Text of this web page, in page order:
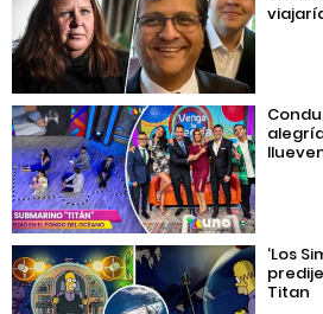
‘Los
Titan